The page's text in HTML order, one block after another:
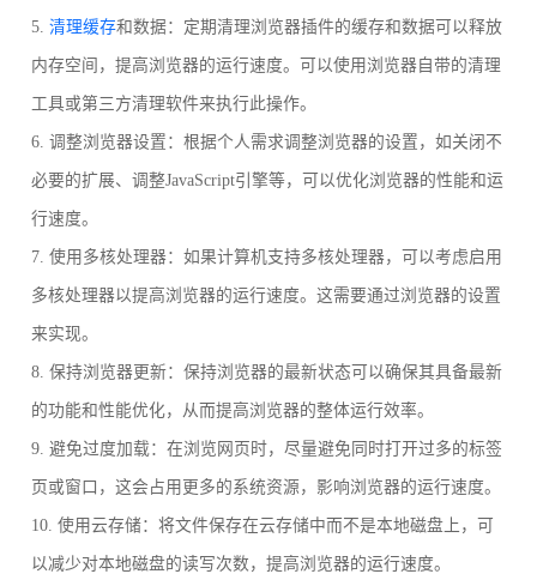
5. 清理缓存和数据：定期清理浏览器插件的缓存和数据可以释放
内存空间，提高浏览器的运行速度。可以使用浏览器自带的清理
工具或第三方清理软件来执行此操作。
6. 调整浏览器设置：根据个人需求调整浏览器的设置，如关闭不
必要的扩展、调整JavaScript引擎等，可以优化浏览器的性能和运
行速度。
7. 使用多核处理器：如果计算机支持多核处理器，可以考虑启用
多核处理器以提高浏览器的运行速度。这需要通过浏览器的设置
来实现。
8. 保持浏览器更新：保持浏览器的最新状态可以确保其具备最新
的功能和性能优化，从而提高浏览器的整体运行效率。
9. 避免过度加载：在浏览网页时，尽量避免同时打开过多的标签
页或窗口，这会占用更多的系统资源，影响浏览器的运行速度。
10. 使用云存储：将文件保存在云存储中而不是本地磁盘上，可
以减少对本地磁盘的读写次数，提高浏览器的运行速度。